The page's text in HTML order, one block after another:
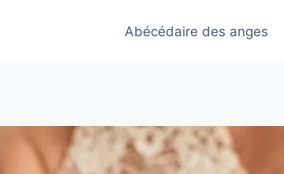
Abécédaire des anges